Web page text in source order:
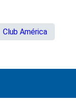
Club América